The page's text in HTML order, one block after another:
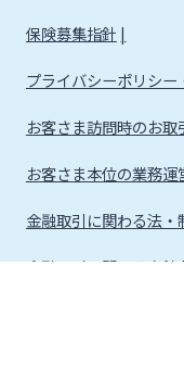
保険募集指針
プライバシーポリシ
お客さま訪問時のお取
お客さま本位の業務運
金融取引に関わる法・
金融取引に関わる方針